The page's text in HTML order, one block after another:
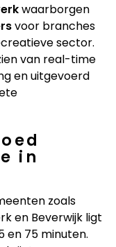
waarborgen
voor branches
sector.
van real-time
en uitgevoerd
in
zoals
en Beverwijk ligt
en 75 minuten.